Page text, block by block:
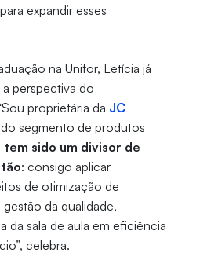
expandir esses
na Unifor, Letícia já
perspectiva do
proprietária da JC
segmento de produtos
tem sido um divisor de
: consigo aplicar
de otimização de
da qualidade,
da sala de aula em eficiência
celebra.